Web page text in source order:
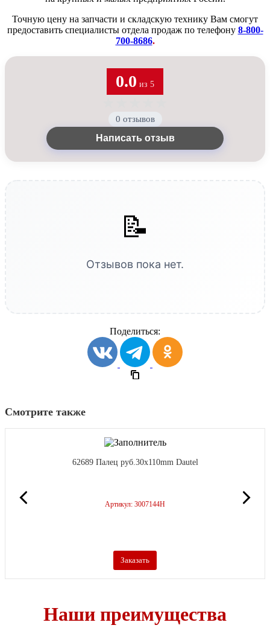
Точную цену на запчасти и складскую технику Вам смогут
предоставить специалисты отдела продаж по телефону 8-800-
700-8686.
0.0 из 5
0 отзывов
Написать отзыв
📝
Отзывов пока нет.
Поделиться:
Смотрите также
62689 Палец руб.30x110mm Dautel
Артикул: 3007144H
Заказать
Наши преимущества